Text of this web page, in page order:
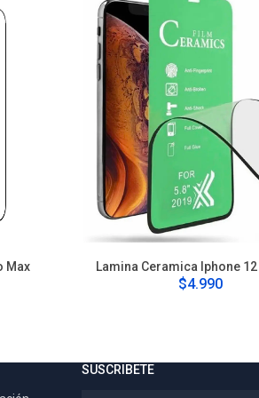
Max Lamina Ceramica Iphone
$4.990
SUSCRIBETE